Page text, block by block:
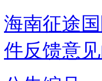
海南征途
件反馈意